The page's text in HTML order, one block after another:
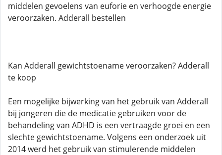
middelen gevoelens van euforie en verhoogde energie
veroorzaken. Adderall bestellen
Kan Adderall gewichtstoename veroorzaken? Adderall
te koop
Een mogelijke bijwerking van het gebruik van Adderall
bij jongeren die de medicatie gebruiken voor de
behandeling van ADHD is een vertraagde groei en een
slechte gewichtstoename. Volgens een onderzoek uit
2014 werd het gebruik van stimulerende middelen